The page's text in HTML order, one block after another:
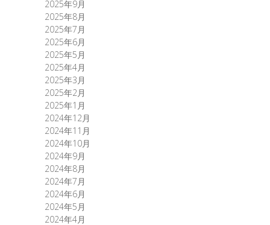
2025年9月
2025年8月
2025年7月
2025年6月
2025年5月
2025年4月
2025年3月
2025年2月
2025年1月
2024年12月
2024年11月
2024年10月
2024年9月
2024年8月
2024年7月
2024年6月
2024年5月
2024年4月